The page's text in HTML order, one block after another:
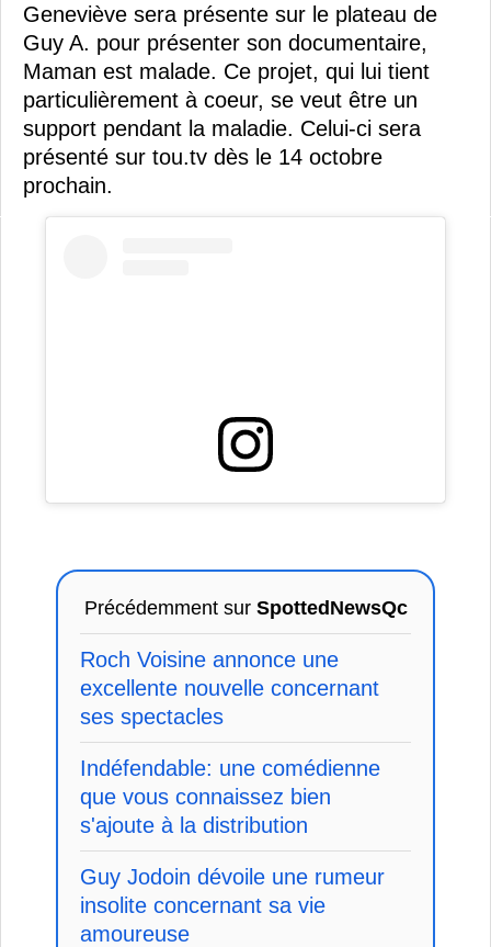
Geneviève sera présente sur le plateau de
Guy A. pour présenter son documentaire,
Maman est malade. Ce projet, qui lui tient
particulièrement à coeur, se veut être un
support pendant la maladie. Celui-ci sera
présenté sur tou.tv dès le 14 octobre
prochain.
Précédemment sur SpottedNewsQc
Roch Voisine annonce une
excellente nouvelle concernant
ses spectacles
Indéfendable: une comédienne
que vous connaissez bien
s'ajoute à la distribution
Guy Jodoin dévoile une rumeur
insolite concernant sa vie
amoureuse